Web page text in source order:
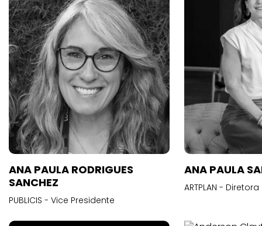
ANA PAULA RODRIGUES
SANCHEZ
PUBLICIS - Vice Presidente
ANA PAULA
ARTPLAN -